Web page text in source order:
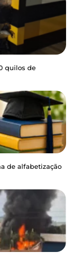
quilos de
de alfabetização